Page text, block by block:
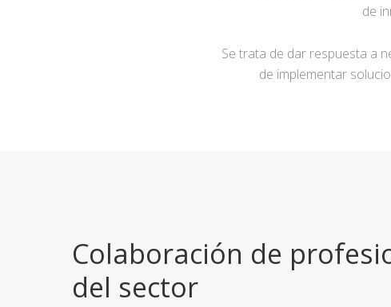
de
Se trata de dar respuesta a
de implementar
Colaboración de
del sector